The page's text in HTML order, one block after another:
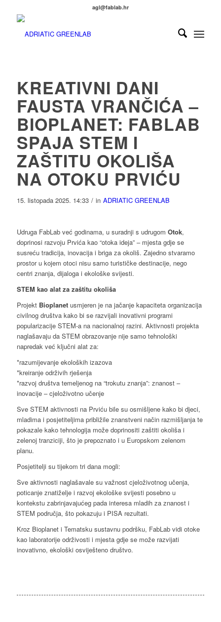
agl@fablab.hr
KREATIVNI DANI
FAUSTA VRANČIĆA –
BIOPLANET: FABLAB
SPAJA STEM I
ZAŠTITU OKOLIŠA
NA OTOKU PRVIĆU
15. listopada 2025. 14:33 / in ADRIATIC GREENLAB
Udruga FabLab već godinama, u suradnji s udrugom Otok,
doprinosi razvoju Prvića kao “otoka ideja” – mjesta gdje se
susreću tradicija, inovacija i briga za okoliš. Zajedno stvaramo
prostor u kojem otoci nisu samo turističke destinacije, nego
centri znanja, dijaloga i ekološke svijesti.
STEM kao alat za zaštitu okoliša
Projekt Bioplanetusmjeren je na jačanje kapaciteta organizacija
civilnog društva kako bi se razvijali inovativni programi
popularizacije STEM-a na nacionalnoj razini. Aktivnosti projekta
naglašavaju da STEM obrazovanje nije samo tehnološki
napredak već ključni alat za:
*razumijevanje ekoloških izazova
*kreiranje održivih rješenja
*razvoj društva temeljenog na “trokutu znanja”: znanost –
inovacije – cjeloživotno učenje
Sve STEM aktivnosti na Prviću bile su osmišljene kako bi djeci,
mladima i posjetiteljima približile znanstveni način razmišljanja te
pokazale kako tehnologija može doprinositi zaštiti okoliša i
zelenoj tranziciji, što je prepoznato i u Europskom zelenom
planu.
Posjetitelji su tijekom tri dana mogli:
Sve aktivnosti naglašavale su važnost cjeloživotnog učenja,
poticanje znatiželje i razvoj ekološke svijesti posebno u
kontekstu zabrinjavajućeg pada interesa mladih za znanost i
STEM područja, što pokazuju i PISA rezultati.
Kroz Bioplanet i Tematsku sustavnu podršku, FabLab vidi otoke
kao laboratorije održivosti i mjesta gdje se može razvijati
inovativno, ekološki osviješteno društvo.